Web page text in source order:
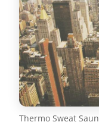
Thermo Sweat